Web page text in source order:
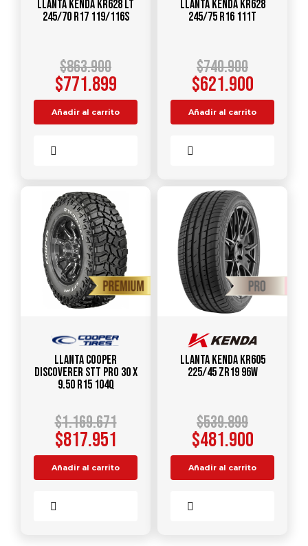
Llanta KENDA KR628 LT
245/70 R17 119/116S
$863.900
$771.899
Añadir al carrito
Llanta KENDA KR628
245/75 R16 111T
$740.900
$621.900
Añadir al carrito
Llanta COOPER
DISCOVERER STT PRO 30 X
9.50 R15 104Q
$1.169.671
$817.951
Añadir al carrito
Llanta KENDA KR605
225/45 ZR19 96W
$539.899
$481.900
Añadir al carrito